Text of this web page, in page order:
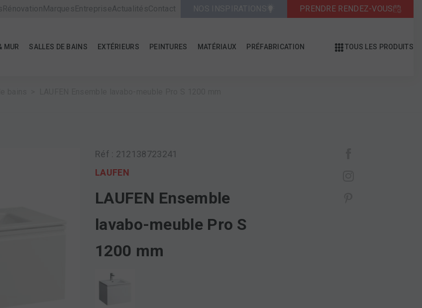
MUR SALLES DE BAINS EXTÉRIEURS PEINTURES MATÉRIAUX PRÉFABRICATION TOUS LES PRODUITS
RénovationMarquesEntrepriseActualitésContact PRENDRE RENDEZ-VOUS
Réf : 212138723241
LAUFEN
LAUFEN Ensemble
lavabo-meuble Pro S
1200 mm